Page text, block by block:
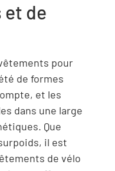
et de
pour
de formes
et les
dans une large
Que
il est
de vélo